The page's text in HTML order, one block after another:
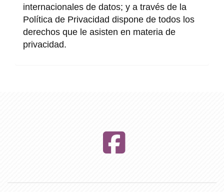
internacionales de datos; y a través de la
Política de Privacidad dispone de todos los
derechos que le asisten en materia de
privacidad.